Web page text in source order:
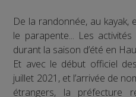
De la randonnée, au kayak,
le parapente... Les
durant la saison d’été en
Et avec le début officiel
juillet 2021, et l’arrivée de
étrangers, la préfecture